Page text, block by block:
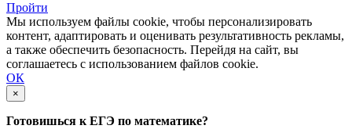
Пройти
Мы используем файлы cookie, чтобы персонализировать
контент, адаптировать и оценивать результативность рекламы,
а также обеспечить безопасность. Перейдя на сайт, вы
соглашаетесь с использованием файлов cookie.
ОК
×
Готовишься к ЕГЭ по математике?